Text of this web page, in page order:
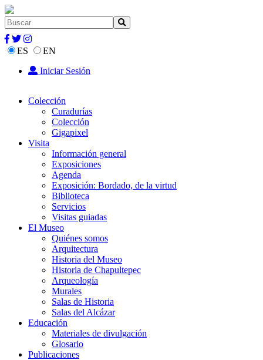
ES
EN
Iniciar Sesión
Colección
Curadurías
Colección
Gigapixel
Visita
Información general
Exposiciones
Agenda
Exposición: Bordado, de la virtud
Biblioteca
Servicios
Visitas guiadas
El Museo
Quiénes somos
Arquitectura
Historia del Museo
Historia de Chapultepec
Arqueología
Murales
Salas de Historia
Salas del Alcázar
Educación
Materiales de divulgación
Glosario
Publicaciones